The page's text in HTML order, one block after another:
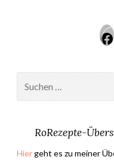
nach:
RoRezepte-
Hiergeht es zu meiner